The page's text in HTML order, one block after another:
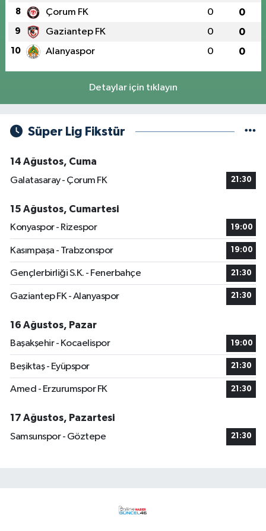
8 Çorum FK 0 0
9 Gaziantep FK 0 0
10 Alanyaspor 0 0
Detaylar için tıklayın
Süper Lig Fikstür
14 Ağustos, Cuma
Galatasaray - Çorum FK
21:30
15 Ağustos, Cumartesi
Konyaspor - Rizespor
19:00
Kasımpaşa - Trabzonspor 19:00
Gençlerbirliği S.K. - Fenerbahçe 21:30
Gaziantep FK - Alanyaspor 21:30
16 Ağustos, Pazar
Başakşehir - Kocaelispor
19:00
Beşiktaş - Eyüpspor 21:30
Amed - Erzurumspor FK 21:30
17 Ağustos, Pazartesi
Samsunspor - Göztepe
21:30